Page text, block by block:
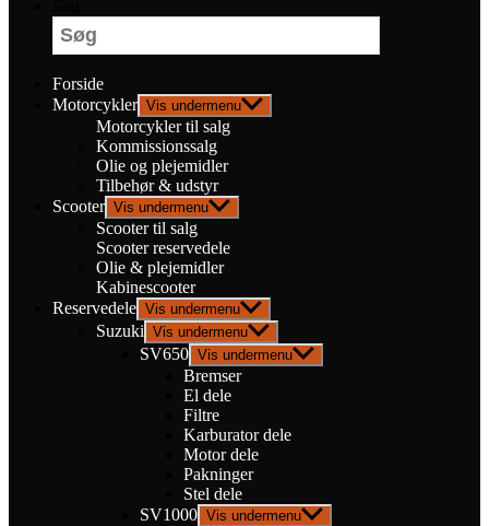
Forside
Motorcykler Vis undermenu
Motorcykler til salg
Kommissionssalg
Olie og plejemidler
Tilbehør & udstyr
Scooter Vis undermenu
Scooter til salg
Scooter reservedele
Olie & plejemidler
Kabinescooter
Reservedele Vis undermenu
Suzuki Vis undermenu
SV650 Vis undermenu
Bremser
El dele
Filtre
Karburator dele
Motor dele
Pakninger
Stel dele
SV1000 Vis undermenu